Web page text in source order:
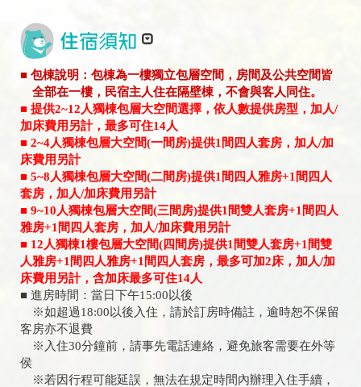
■ 包棟說明：包棟為一樓獨立包層空間，房間及公共空間皆
全部在一樓，民宿主人住在隔壁棟，不會與客人同住。
​■ 提供2~12人獨棟包層大空間選擇，依人數提供房型，加人/
加床費用另計，最多可住14人
■ 2~4人獨棟包層大空間(一間房)提供1間四人套房，加人/加
床費用另計
■ 5~8人獨棟包層大空間(二間房)提供1間四人雅房+1間四人
套房，加人/加床費用另計
■ 9~10人獨棟包層大空間(三間房)提供1間雙人套房+1間四人
雅房+1間四人套房，加人/加床費用另計
■ 12人獨棟1樓包層大空間(四間房)提供1間雙人套房+1間雙
人雅房+1間四人雅房+1間四人套房，最多可加2床，加人/加
床費用另計，含加床最多可住14人
■ 進房時間：當日下午15:00以後
※如超過18:00以後入住，請於訂房時備註，逾時恕不保留
客房亦不退費
※入住30分鐘前，請事先電話連絡，避免旅客需要在外等
侯
※若因行程可能延誤，無法在規定時間內辦理入住手續，